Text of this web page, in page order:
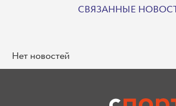
СВЯЗАННЫЕ
Нет новостей